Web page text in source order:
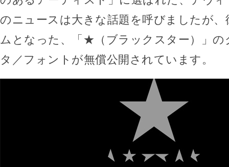
のニュースは大きな話題を呼びましたが
ムとなった、「★（ブラックスター）」の
タ／フォントが無償公開されています。